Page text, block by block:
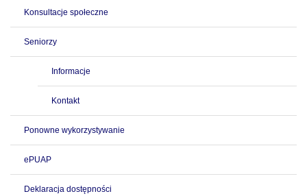
Konsultacje społeczne
Seniorzy
Informacje
Kontakt
Ponowne wykorzystywanie
ePUAP
Deklaracja dostępności